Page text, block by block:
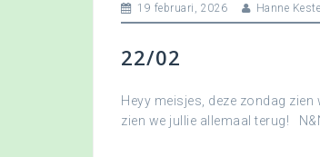
19 februari, 2026 Hanne
22/02
Heyy meisjes, deze zondag
zien we jullie allemaal terug!